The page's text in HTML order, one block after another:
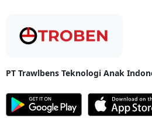
laut berupa kapal Pelni dengan jarak
pengiriman barang kargo dari Pekanbaru
29.000/kg dengan berat minimal 10
Pengiriman Paket Murah Rak TV
Pengiriman Paket Murah Rak TV-
yang dapat anda miliki dengan mudah di
PT Trawlbens Teknologi Anak